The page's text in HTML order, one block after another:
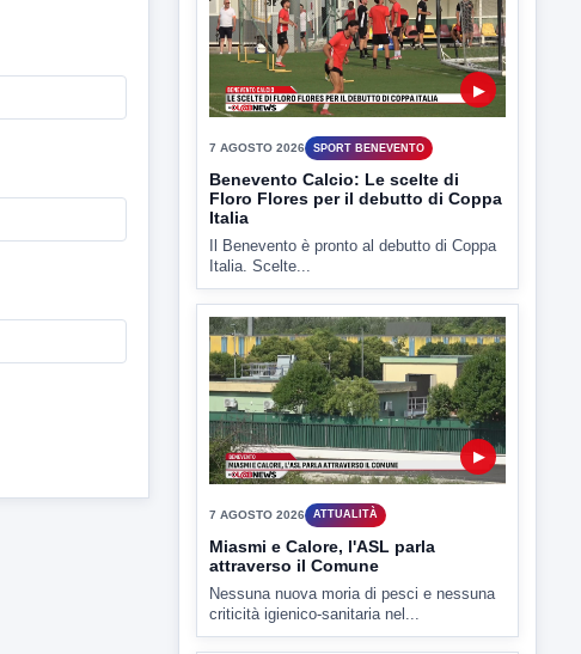
ULTIMI VIDEO
SPORT BENEVENTO
Benevento Calcio: Le scelte di
Floro Flores per il debutto di Coppa
Italia
Il Benevento è pronto al debutto di Coppa
Italia. Scelte...